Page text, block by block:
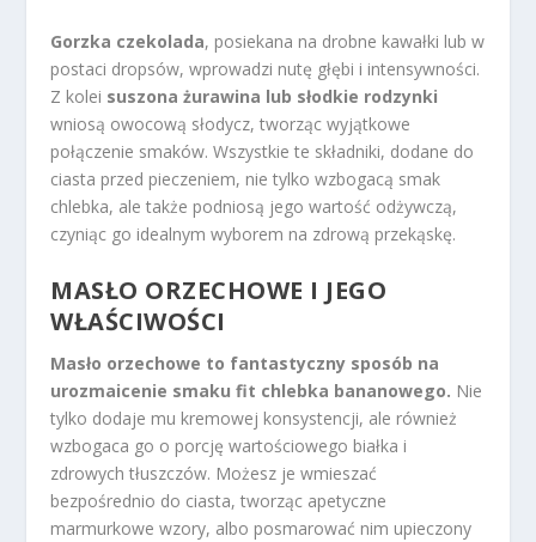
Gorzka czekolada, posiekana na drobne kawałki lub w
postaci dropsów, wprowadzi nutę głębi i intensywności.
Z kolei suszona żurawina lub słodkie rodzynki
wniosą owocową słodycz, tworząc wyjątkowe
połączenie smaków. Wszystkie te składniki, dodane do
ciasta przed pieczeniem, nie tylko wzbogacą smak
chlebka, ale także podniosą jego wartość odżywczą,
czyniąc go idealnym wyborem na zdrową przekąskę.
MASŁO ORZECHOWE I JEGO
WŁAŚCIWOŚCI
Masło orzechowe to fantastyczny sposób na
urozmaicenie smaku fit chlebka bananowego. Nie
tylko dodaje mu kremowej konsystencji, ale również
wzbogaca go o porcję wartościowego białka i
zdrowych tłuszczów. Możesz je wmieszać
bezpośrednio do ciasta, tworząc apetyczne
marmurkowe wzory, albo posmarować nim upieczony